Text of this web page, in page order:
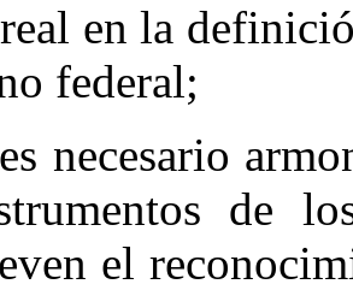
en la
federal;
necesario
de
el